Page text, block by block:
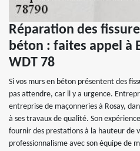
Réparation des
béton : faites appel à
WDT 78
Si vos murs en béton présentent des
pas attendre, car il y a urgence.
entreprise de maçonneries à Rosay,
à ses travaux de qualité. Son
fournir des prestations à la hauteur de
professionnalisme avec son équipe de